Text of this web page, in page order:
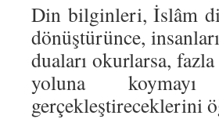
Din bilginleri, İslâm
dönüştürünce,
duaları okurlarsa,
yoluna
gerçekleştireceklerini